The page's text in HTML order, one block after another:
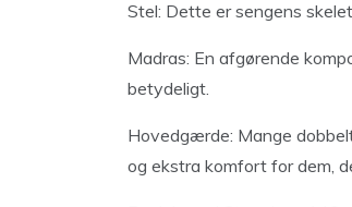
Stel: Dette er sengens
Madras: En afgørende
betydeligt.
Hovedgærde: Mange
og ekstra komfort for dem,